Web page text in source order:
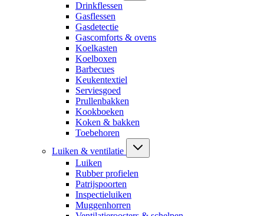
Drinkflessen
Gasflessen
Gasdetectie
Gascomforts & ovens
Koelkasten
Koelboxen
Barbecues
Keukentextiel
Serviesgoed
Prullenbakken
Kookboeken
Koken & bakken
Toebehoren
Luiken & ventilatie
Luiken
Rubber profielen
Patrijspoorten
Inspectieluiken
Muggenhorren